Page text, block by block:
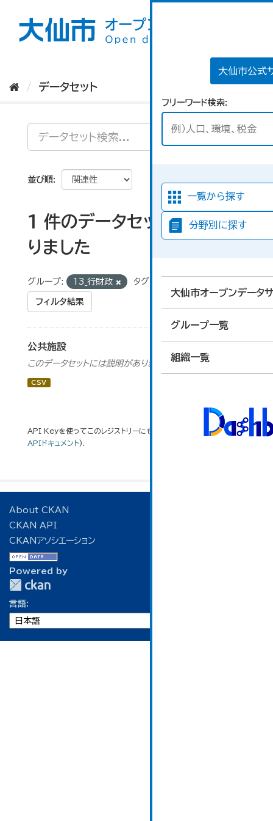
大仙市公式
フリーワード検索
一覧から探す
分野別に探す
大仙市オープンデータ
グループ一覧
組織一覧
データセット
並び順
1 件のデータセットが見つか
りました
グループ: 13_行財政 タグ:
フィルタ結果
公共施設
このデータセットには説明がありません
CSV
API Keyを使ってこのレジストリーにもアクセス可能ですAPI(see
APIドキュメント).
About CKAN
CKAN API
CKANアソシエーション
Powered by
言語